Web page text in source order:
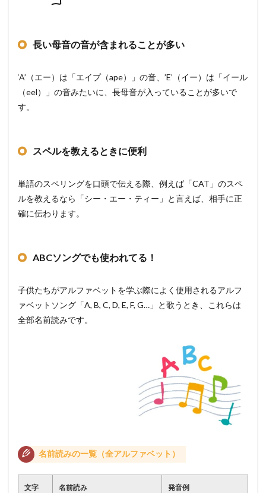
長い母音の音が含まれることが多い
‘A’（エー）は「エイプ（ape）」の音、’E’（イー）は「イール
（eel）」の音みたいに、長母音が入っていることが多いで
す。
スペルを教えるときに便利
単語のスペリングを口頭で伝える際、例えば「CAT」のスペ
ルを教えるなら「シー・エー・ティー」と言えば、相手に正
確に伝わります。
ABCソングでも使われてる！
子供たちがアルファベットを学ぶ際によく使用されるアルフ
ァベットソング「A, B, C, D, E, F, G…」と歌うとき、これらは
全部名前読みです。
名前読みの一覧（全アルファベット）
文字 名前読み 発音例